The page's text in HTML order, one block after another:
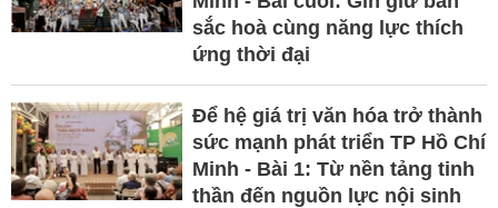
sắc hoà cùng năng lực thích
ứng thời đại
Để hệ giá trị văn hóa trở thành
sức mạnh phát triển TP Hồ Chí
Minh - Bài 1: Từ nền tảng tinh
thần đến nguồn lực nội sinh